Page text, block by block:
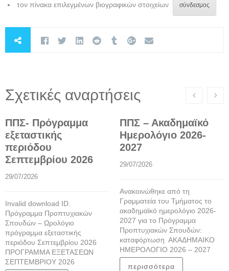
τον πίνακα επιλεγμένων βιογραφικών στοιχείων σύνδεσμος
Σχετικές αναρτήσεις
ΠΠΣ- Πρόγραμμα
εξεταστικής
περιόδου
Σεπτεμβρίου 2026
29/07/2026
Invalid download ID.
Πρόγραμμα Προπτυχιακών
Σπουδών – Ωρολόγιο
πρόγραμμα εξεταστικής
περιόδου Σεπτεμβρίου 2026
ΠΡΟΓΡΑΜΜΑ ΕΞΕΤΑΣΕΩΝ
ΣΕΠΤΕΜΒΡΙΟΥ 2026
ΠΠΣ – Ακαδημαϊκό
Ημερολόγιο 2026-
2027
29/07/2026
Ανακοινώθηκε από τη
Γραμματεία του Τμήματος το
ακαδημαϊκό ημερολόγιο 2026-
2027 για το Πρόγραμμα
Προπτυχιακών Σπουδών:
καταφόρτωση ΑΚΑΔΗΜΑΙΚΟ
ΗΜΕΡΟΛΟΓΙΟ 2026 – 2027
περισσότερα